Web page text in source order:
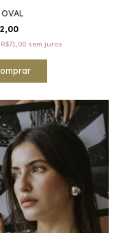
R$71,00 sem juros